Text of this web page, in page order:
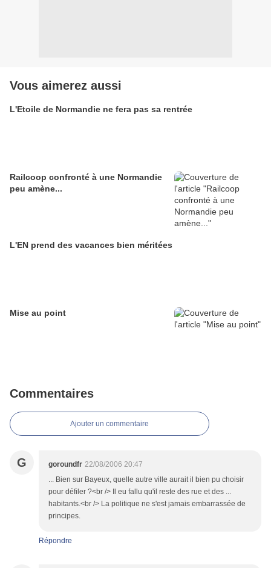
Vous aimerez aussi
L'Etoile de Normandie ne fera pas sa rentrée
Railcoop confronté à une Normandie
peu amène...
L'EN prend des vacances bien méritées
Mise au point
Commentaires
Ajouter un commentaire
G goroundfr 22/08/2006 20:47
... Bien sur Bayeux, quelle autre ville aurait il bien pu choisir
pour défiler ?<br /> Il eu fallu qu'il reste des rue et des ...
habitants.<br /> La politique ne s'est jamais embarrassée de
principes.
Répondre